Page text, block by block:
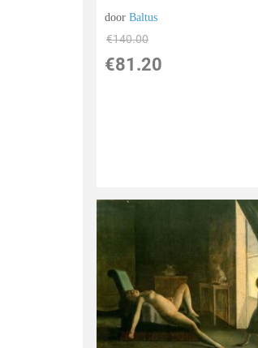
doorBaltus
€140.00
€81.20